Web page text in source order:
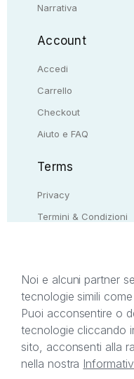
Narrativa
Account
Accedi
Carrello
Checkout
Aiuto e FAQ
Terms
Privacy
Termini & Condizioni
Il presente sito
C.F. e P.IVA
titolare di tutti i
afferenti ai
sul sito web. Si
Noi e alcuni partner
tecnologie simili
Puoi acconsentire o
tecnologie cliccando
sito, acconsenti alla
nella nostra